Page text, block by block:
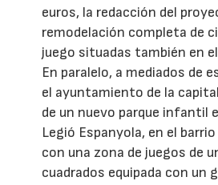
euros, la redacción del
remodelación completa de
juego situadas también en
En paralelo, a mediados de
el ayuntamiento de la
de un nuevo parque infantil
Legió Espanyola, en el
con una zona de juegos de
cuadrados equipada con un